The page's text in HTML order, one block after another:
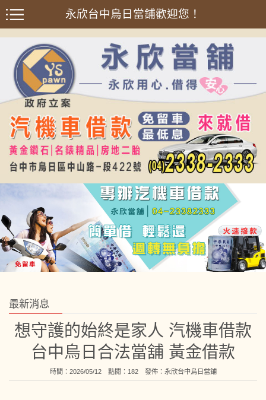
永欣台中烏日當鋪歡迎您！
最新消息
想守護的始終是家人 汽機車借款
台中烏日合法當舖 黃金借款
時間：2026/05/12 點閱：182 發佈： 永欣台中烏日當鋪